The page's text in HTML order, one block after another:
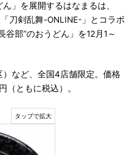
」を展開するはなまるは、
刀剣乱舞-ONLINE-」とコラボ
谷部”のおうどん」を12月1～
など、全国4店舗限定。価格
（ともに税込）。